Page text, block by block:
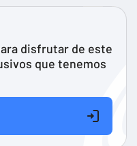
disfrutar de este
que tenemos